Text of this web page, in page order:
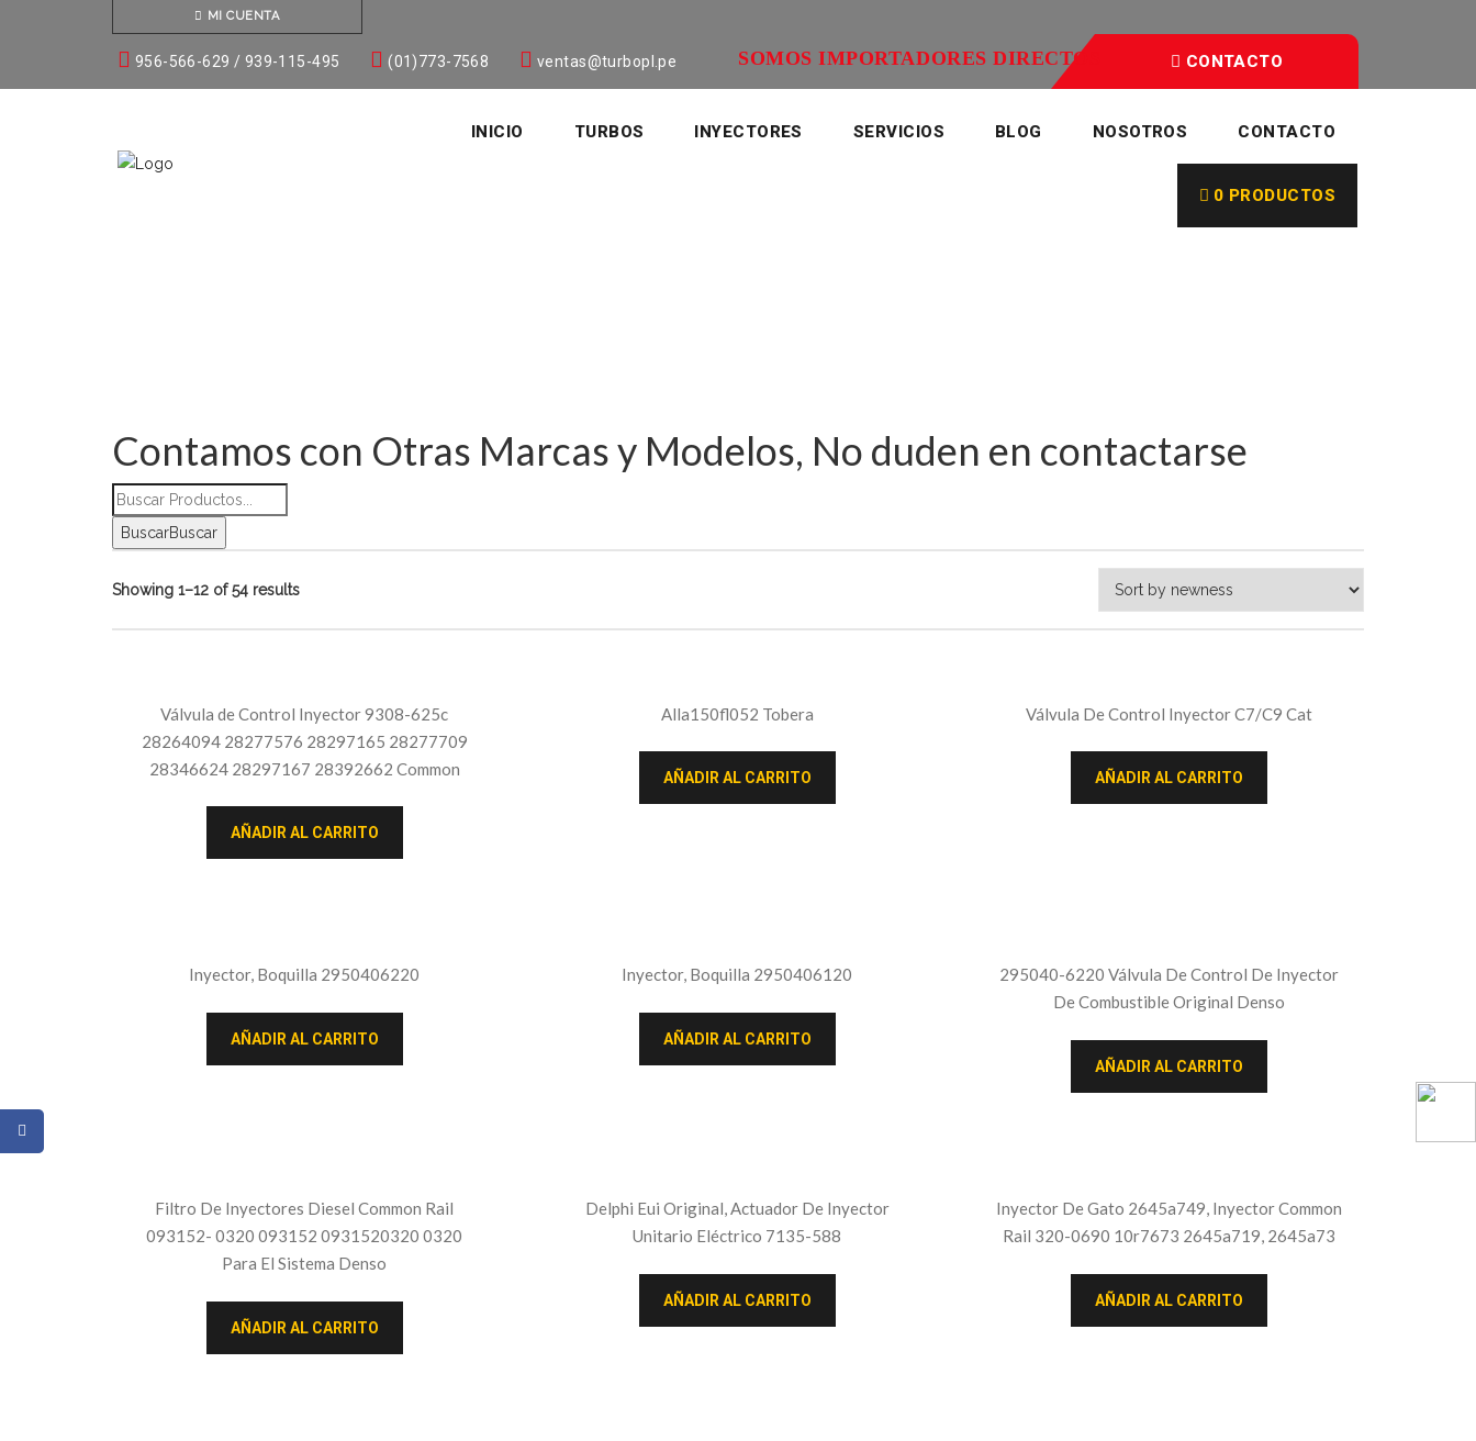
MI CUENTA
956-566-629 / 939-115-495 (01)773-7568 ventas@turbopl.pe SOMOS IMPORTADORES DIRECTOS CONTACTO
INICIO TURBOS INYECTORES SERVICIOS BLOG NOSOTROS CONTACTO
0 PRODUCTOS
Contamos con Otras Marcas y Modelos, No duden en contactarse
BuscarBuscar
Showing 1–12 of 54 results
Válvula de Control Inyector 9308-625c
28264094 28277576 28297165 28277709
28346624 28297167 28392662 Common
AÑADIR AL CARRITO
Alla150fl052 Tobera
AÑADIR AL CARRITO
Válvula De Control Inyector C7/C9 Cat
AÑADIR AL CARRITO
Inyector, Boquilla 2950406220
AÑADIR AL CARRITO
Inyector, Boquilla 2950406120
AÑADIR AL CARRITO
295040-6220 Válvula De Control De Inyector
De Combustible Original Denso
AÑADIR AL CARRITO
Filtro De Inyectores Diesel Common Rail
093152- 0320 093152 0931520320 0320
Para El Sistema Denso
AÑADIR AL CARRITO
Delphi Eui Original, Actuador De Inyector
Unitario Eléctrico 7135-588
AÑADIR AL CARRITO
Inyector De Gato 2645a749, Inyector Common
Rail 320-0690 10r7673 2645a719, 2645a73
AÑADIR AL CARRITO